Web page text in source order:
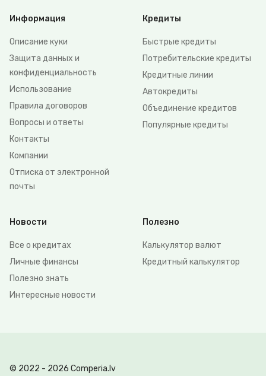
Информация
Описание куки
Защита данных и
конфиденциальность
Использование
Правила договоров
Вопросы и ответы
Контакты
Компании
Отписка от электронной
почты
Кредиты
Быстрые кредиты
Потребительские кредиты
Кредитные линии
Автокредиты
Объединение кредитов
Популярные кредиты
Новости
Все о кредитах
Личные финансы
Полезно знать
Интересные новости
Полезно
Калькулятор валют
Кредитный калькулятор
© 2022 - 2026 Comperia.lv